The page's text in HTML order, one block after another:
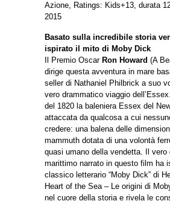
Azione, Ratings: Kids+13, durata
2015
Basato sulla incredibile storia
ispirato il mito di Moby Dick
Il Premio Oscar Ron Howard (A
dirige questa avventura in mare
seller di Nathaniel Philbrick a suo
vero drammatico viaggio
del 1820 la baleniera Essex del
attaccata da qualcosa a cui
credere: una balena delle
mammuth dotata di una volontà
quasi umano della vendetta. Il vero
marittimo narrato in questo film ha
classico letterario “Moby Dick” di
Heart of the Sea – Le origini di
nel cuore della storia e rivela le